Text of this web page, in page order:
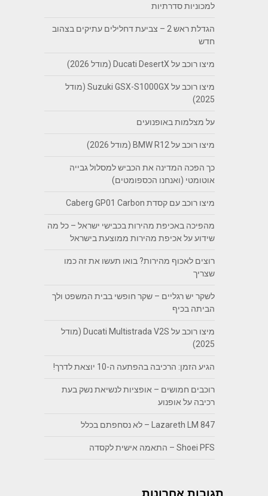
למכוניות סדרתיות
הגדלת ראש 2 – צביעת דחלילים עתיקים בצהוב
חדש
מיצו רוכב על Ducati DesertX (מודל 2026)
מיצו רוכב על Suzuki GSX-S1000GX (מודל
2025)
על מצלמות באופנועים
מיצו רוכב על BMW R12 (מודל 2026)
כך הפכה המדינה את הכביש למסלול גבייה
אוטומטי (ואנחנו הכספומטים)
מיצו רוכב עם קסדת Caberg GP01 Carbon
מהפיכה באכיפת מהירות בכבישי ישראל – כל מה
שידוע על אכיפת מהירות ממוצעת בישראל
רוצים לאכוף מהירות? בואו תעשו את זה כמו
שצריך
לשקר יש רגליים – שקר חופשי בבית המשפט ולך
הביתה בכיף
מיצו רוכב על Ducati Multistrada V2S (מודל
2025)
הגיע הזמן: הרכיבה בהפתעה ה-10 יוצאת לדרך!
רוכבים חמושים – אופציות לנשיאת נשק בעת
רכיבה על אופנוע
Lazareth LM 847 – לא נסחפתם בכלל
Shoei PFS – התאמה אישית לקסדה